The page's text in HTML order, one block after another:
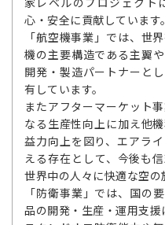
心・安全に貢献しています。
「航空機事業」では、世
機の主要構造である主翼
開発・製造パートナーと
有しています。
またアフターマーケット
なる生産性向上に加え他
益力向上を図り、エアラ
える存在として、今後も
世界中の人々に快適な空の
「防衛事業」では、国の
品の開発・生産・運用支援